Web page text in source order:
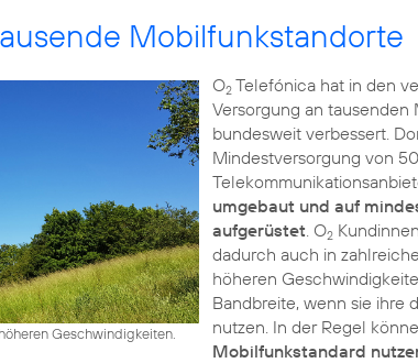
Mobilfunkstandorte
Geschwindigkeiten.
O2Telefónica hat in den
Versorgung an
bundesweit verbessert.
Mindestversorgung von
umgebaut und auf
aufgerüstet . O2
dadurch auch in
höheren
Bandbreite, wenn sie ihre
nutzen. In der Regel
Mobilfunkstandard